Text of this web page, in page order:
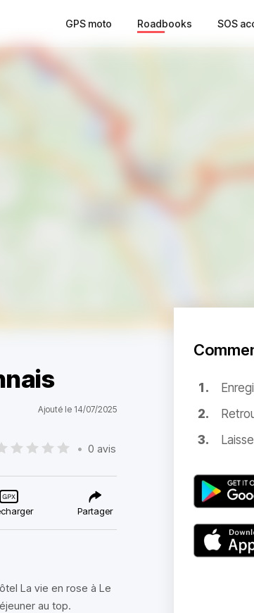
GPS moto Roadbooks SOS
Ajouté le 14/07/2025
• 0 avis
Partager
La vie en rose à Le
au top.